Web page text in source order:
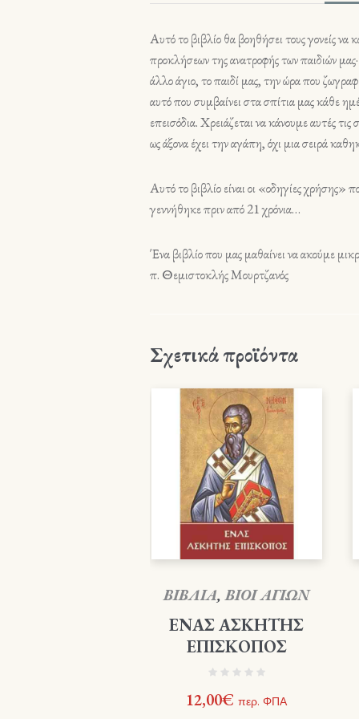
Αυτό το βιβλίο θα βοηθήσει τους γονείς
προκλήσεων της ανατροφής των παιδιών
άλλο άγιο, το παιδί μας, την ώρα που
αυτό που συμβαίνει στα σπίτια μας κάθε
επεισόδια. Χρειάζεται να κάνουμε αυτές τις
ως άξονα έχει την αγάπη, όχι μια σειρά
Αυτό το βιβλίο είναι οι «οδηγίες χρήσης»
γεννήθηκε πριν από 21 χρόνια…
Ένα βιβλίο που μας μαθαίνει να ακούμε
π. Θεμιστοκλής Μουρτζανός
Σχετικά προϊόντα
ΒΙΒΛΙΑ,ΒΙΟΙ ΑΓΙΩΝ
ΕΝΑΣ ΑΣΚΗΤΗΣ
ΕΠΙΣΚΟΠΟΣ
12,00€ περ. ΦΠΑ